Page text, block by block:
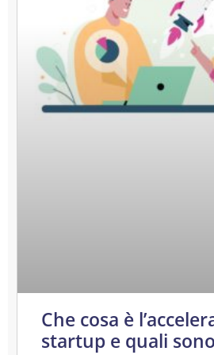
Che cosa è
startup e quali